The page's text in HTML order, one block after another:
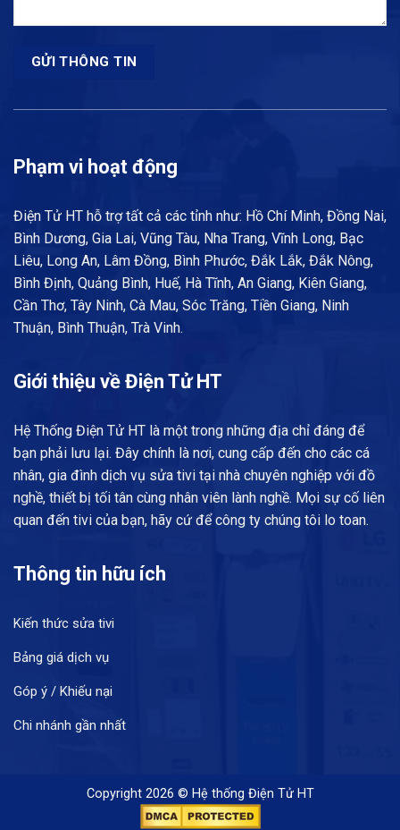
Phạm vi hoạt động
Điện Tử HT hỗ trợ tất cả các tỉnh như: Hồ Chí Minh, Đồng Nai,
Bình Dương, Gia Lai, Vũng Tàu, Nha Trang, Vĩnh Long, Bạc
Liêu, Long An, Lâm Đồng, Bình Phước, Đắk Lắk, Đắk Nông,
Bình Định, Quảng Bình, Huế, Hà Tĩnh, An Giang, Kiên Giang,
Cần Thơ, Tây Ninh, Cà Mau, Sóc Trăng, Tiền Giang, Ninh
Thuận, Bình Thuận, Trà Vinh.
Giới thiệu về Điện Tử HT
Hệ Thống Điện Tử HT là một trong những địa chỉ đáng để
bạn phải lưu lại. Đây chính là nơi, cung cấp đến cho các cá
nhân, gia đình dịch vụ sửa tivi tại nhà chuyên nghiệp với đồ
nghề, thiết bị tối tân cùng nhân viên lành nghề. Mọi sự cố liên
quan đến tivi của bạn, hãy cứ để công ty chúng tôi lo toan.
Thông tin hữu ích
Kiến thức sửa tivi
Bảng giá dịch vụ
Góp ý / Khiếu nại
Chi nhánh gần nhất
Copyright 2026 © Hệ thống Điện Tử HT